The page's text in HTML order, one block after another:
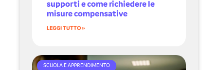
supporti e come richiedere le
misure compensative
LEGGI TUTTO »
SCUOLA E APPRENDIMENTO